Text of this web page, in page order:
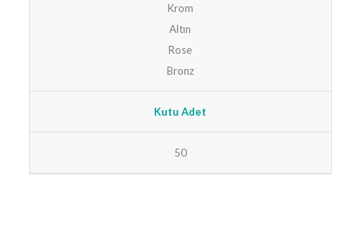
Krom
Altın
Rose
Bronz
Kutu Adet
50